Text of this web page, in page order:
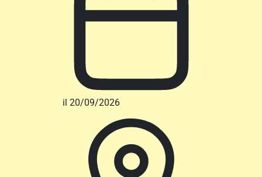
il 20/09/2026